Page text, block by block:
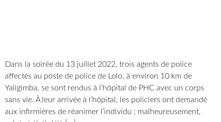
Dans la soirée du 13 juillet 2022, trois agents de police
affectés au poste de police de Lolo, à environ 10 km de
Yaligimba, se sont rendus à l’hôpital de PHC avec un corps
sans vie. À leur arrivée à l’hôpital, les policiers ont demandé
aux infirmières de réanimer l’individu ; malheureusement,